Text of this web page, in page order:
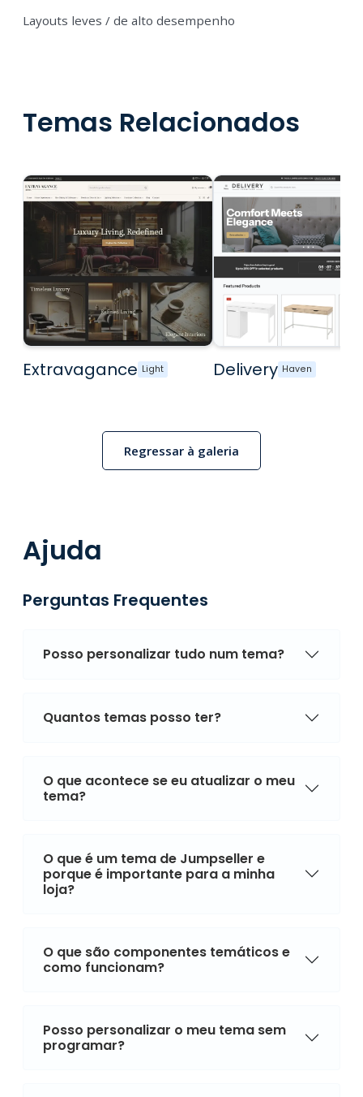
Layouts leves / de alto desempenho
Temas Relacionados
Extravagance Light Delivery Haven
Regressar à galeria
Ajuda
Perguntas Frequentes
Posso personalizar tudo num tema?
Quantos temas posso ter?
O que acontece se eu atualizar o meu
tema?
O que é um tema de Jumpseller e
porque é importante para a minha
loja?
O que são componentes temáticos e
como funcionam?
Posso personalizar o meu tema sem
programar?